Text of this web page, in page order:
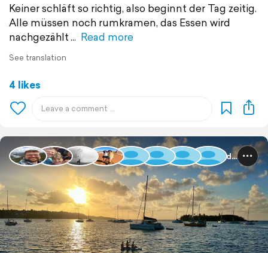
Keiner schläft so richtig, also beginnt der Tag zeitig.
Alle müssen noch rumkramen, das Essen wird
nachgezählt
Read more
See translation
4 likes
Guadeloupe und Dominica